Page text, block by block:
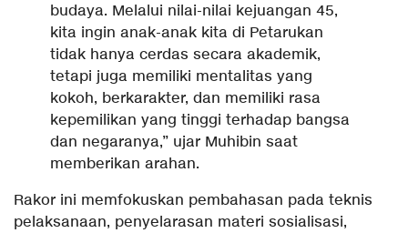
budaya. Melalui nilai-nilai kejuangan 45,
kita ingin anak-anak kita di Petarukan
tidak hanya cerdas secara akademik,
tetapi juga memiliki mentalitas yang
kokoh, berkarakter, dan memiliki rasa
kepemilikan yang tinggi terhadap bangsa
dan negaranya,” ujar Muhibin saat
memberikan arahan.
Rakor ini memfokuskan pembahasan pada teknis
pelaksanaan, penyelarasan materi sosialisasi,